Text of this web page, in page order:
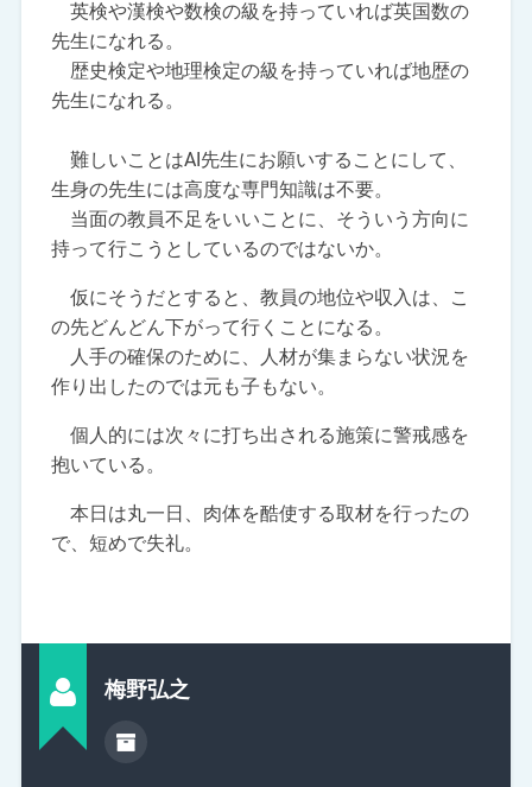
英検や漢検や数検の級を持っていれば英国数の
先生になれる。
歴史検定や地理検定の級を持っていれば地歴の
先生になれる。
難しいことはAI先生にお願いすることにして、
生身の先生には高度な専門知識は不要。
当面の教員不足をいいことに、そういう方向に
持って行こうとしているのではないか。
仮にそうだとすると、教員の地位や収入は、こ
の先どんどん下がって行くことになる。
人手の確保のために、人材が集まらない状況を
作り出したのでは元も子もない。
個人的には次々に打ち出される施策に警戒感を
抱いている。
本日は丸一日、肉体を酷使する取材を行ったの
で、短めで失礼。
梅野弘之